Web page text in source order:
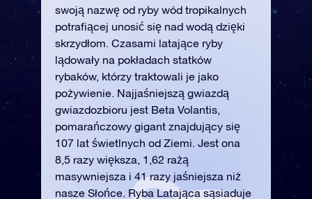
swoją nazwę od ryby wód tropikalnych
potrafiącej unosić się nad wodą dzięki
skrzydłom. Czasami latające ryby
lądowały na pokładach statków
rybaków, którzy traktowali je jako
pożywienie. Najjaśniejszą gwiazdą
gwiazdozbioru jest Beta Volantis,
pomarańczowy gigant znajdujący się
107 lat świetlnych od Ziemi. Jest ona
8,5 razy większa, 1,62 rażą
masywniejsza i 41 razy jaśniejsza niż
nasze Słońce. Ryba Latająca sąsiaduje